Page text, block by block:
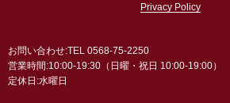
Privacy Policy
お問い合わせ:TEL 0568-75-2250
営業時間:10:00-19:30（日曜・祝日 10:00-19:00）
定休日:水曜日